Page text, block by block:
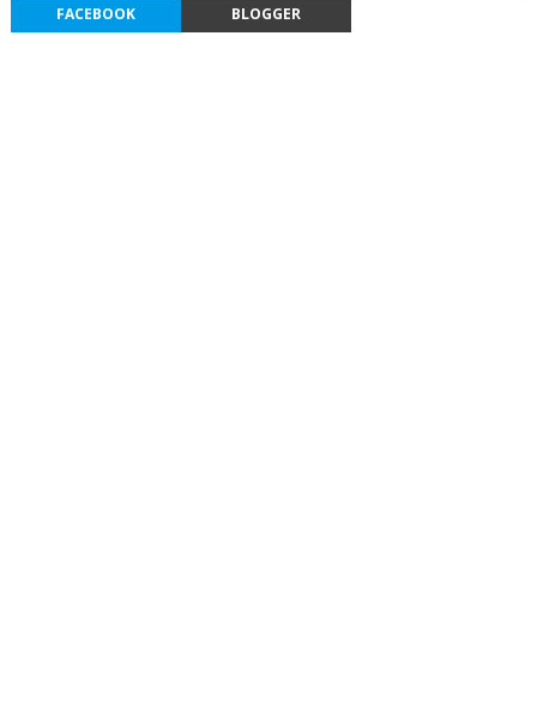
FACEBOOK BLOGGER